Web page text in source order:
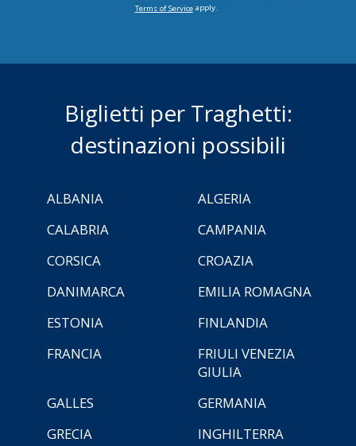
Terms of Serviceapply.
Biglietti per Traghetti:
destinazioni possibili
ALBANIA
ALGERIA
CALABRIA
CAMPANIA
CORSICA
CROAZIA
DANIMARCA
EMILIA ROMAGNA
ESTONIA
FINLANDIA
FRANCIA
FRIULI VENEZIA
GIULIA
GALLES
GERMANIA
GRECIA
INGHILTERRA